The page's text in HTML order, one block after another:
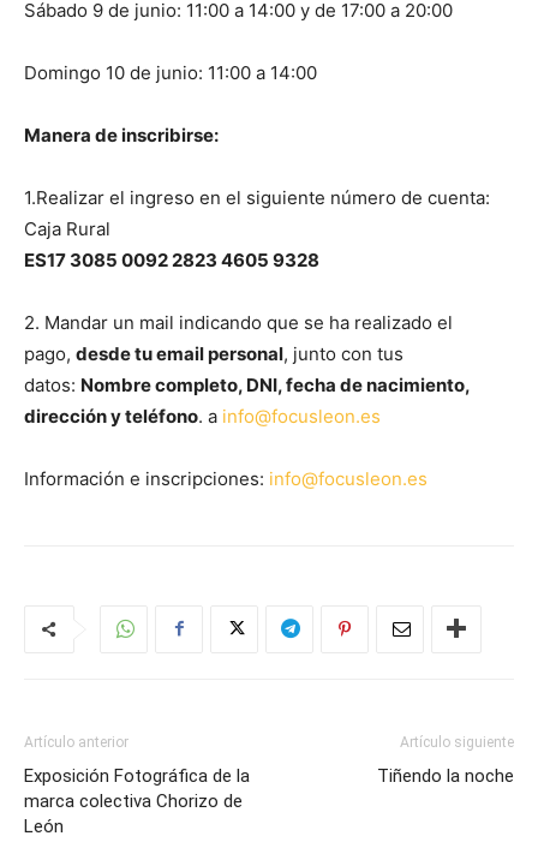
Sábado 9 de junio: 11:00 a 14:00 y de 17:00 a 20:00
Domingo 10 de junio: 11:00 a 14:00
Manera de inscribirse:
1.Realizar el ingreso en el siguiente número de cuenta:
Caja Rural
ES17 3085 0092 2823 4605 9328
2. Mandar un mail indicando que se ha realizado el
pago, desde tu email personal, junto con tus
datos: Nombre completo, DNI, fecha de nacimiento,
dirección y teléfono. a info@focusleon.es
Información e inscripciones: info@focusleon.es
Artículo anterior
Exposición Fotográfica de la
marca colectiva Chorizo de
León
Artículo siguiente
Tiñendo la noche